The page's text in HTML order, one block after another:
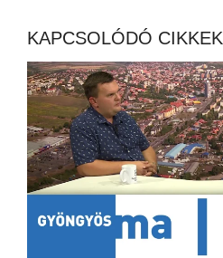
KAPCSOLÓDÓ CIKKEK